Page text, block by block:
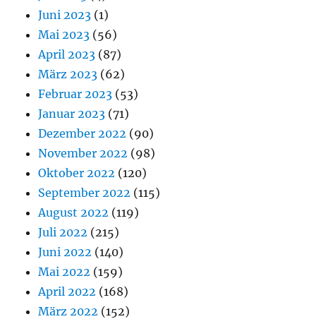
Juni 2023 (1)
Mai 2023 (56)
April 2023 (87)
März 2023 (62)
Februar 2023 (53)
Januar 2023 (71)
Dezember 2022 (90)
November 2022 (98)
Oktober 2022 (120)
September 2022 (115)
August 2022 (119)
Juli 2022 (215)
Juni 2022 (140)
Mai 2022 (159)
April 2022 (168)
März 2022 (152)